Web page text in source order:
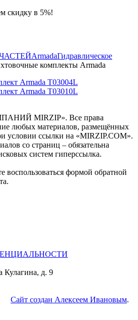
скидку в 5%!
ArmadaГидравлическое
комплекты Armada
Armada T03004L
Armada T03010L
MIRZIP». Все права
любых материалов, размещённых
условии ссылки на «MIRZIP.COM».
со страниц – обязательна
систем гиперссылка.
воспользоваться формой обратной
Кулагина, д. 9
Сайт создан Алексеем Ивановым.